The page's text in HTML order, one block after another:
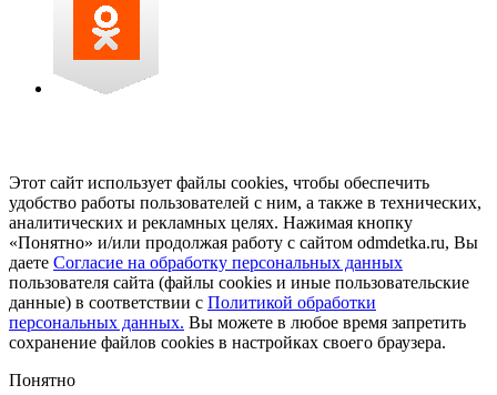
Этот сайт использует файлы cookies, чтобы обеспечить
удобство работы пользователей с ним, а также в технических,
аналитических и рекламных целях. Нажимая кнопку
«Понятно» и/или продолжая работу с сайтом odmdetka.ru, Вы
даете Согласие на обработку персональных данных
пользователя сайта (файлы cookies и иные пользовательские
данные) в соответствии с Политикой обработки
персональных данных. Вы можете в любое время запретить
сохранение файлов cookies в настройках своего браузера.
Понятно